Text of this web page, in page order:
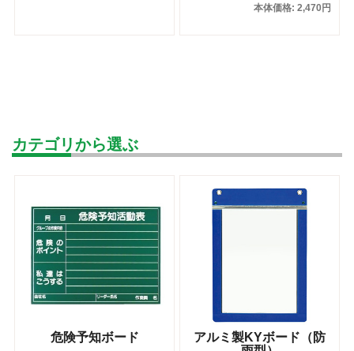
本体価格: 2,470円
カテゴリから選ぶ
危険予知ボード
アルミ製KYボード（防